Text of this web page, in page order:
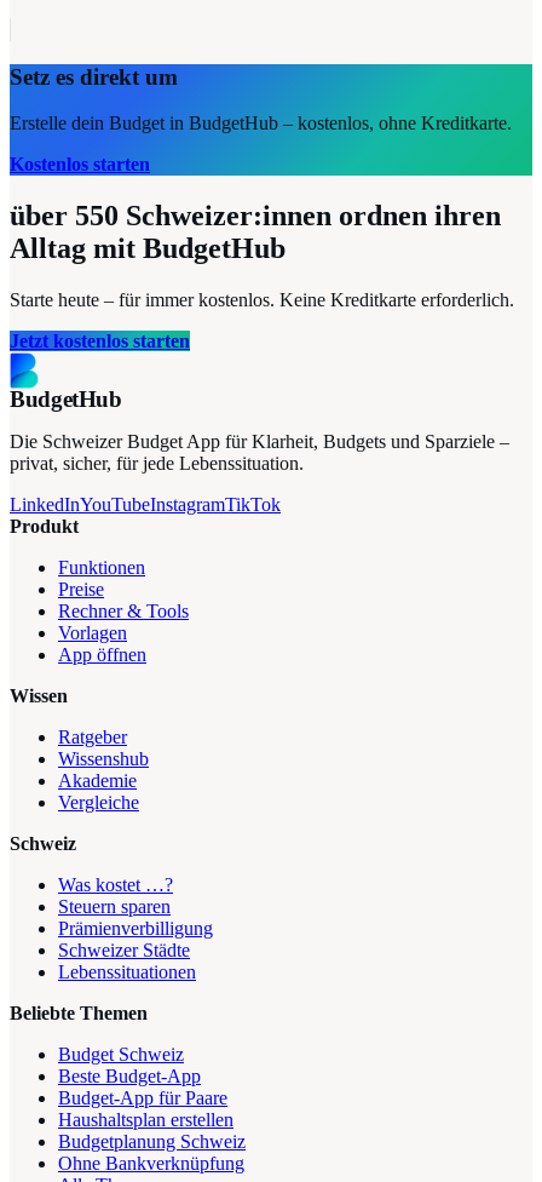
Setz es direkt um
Erstelle dein Budget in BudgetHub – kostenlos, ohne Kreditkarte.
Kostenlos starten
über 550 Schweizer:innen ordnen ihren
Alltag mit BudgetHub
Starte heute – für immer kostenlos. Keine Kreditkarte erforderlich.
Jetzt kostenlos starten
BudgetHub
Die Schweizer Budget App für Klarheit, Budgets und Sparziele –
privat, sicher, für jede Lebenssituation.
LinkedInYouTubeInstagramTikTok
Produkt
Funktionen
Preise
Rechner & Tools
Vorlagen
App öffnen
Wissen
Ratgeber
Wissenshub
Akademie
Vergleiche
Schweiz
Was kostet …?
Steuern sparen
Prämienverbilligung
Schweizer Städte
Lebenssituationen
Beliebte Themen
Budget Schweiz
Beste Budget-App
Budget-App für Paare
Haushaltsplan erstellen
Budgetplanung Schweiz
Ohne Bankverknüpfung